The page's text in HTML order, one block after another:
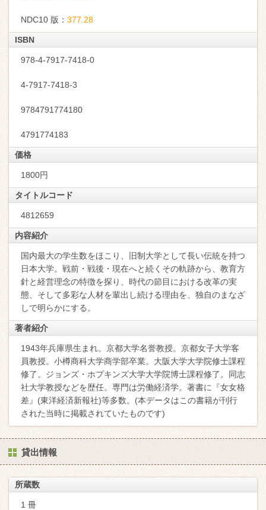
NDC10 版： 377.28
ISBN
978-4-7917-7418-0
4-7917-7418-3
9784791774180
4791774183
価格
1800円
タイトルコード
4812659
内容紹介
国内最大の学生数をほこり、旧制大学として長い伝統を持つ
日本大学。戦前・戦後・現在へと続くその軌跡から、教育方
針と経営理念の特徴を探り、時代の節目における改革の実
態、そして多彩な人材を輩出し続ける理由を、独自のまなざ
しで明らかにする。
著者紹介
1943年兵庫県生まれ。京都大学名誉教授。京都女子大学客
員教授。小樽商科大学商学部卒業。大阪大学大学院修士課程
修了。ジョンズ・ホプキンズ大学大学院博士課程修了。同志
社大学教授などを歴任。専門は労働経済学。著書に『女女格
差』(東洋経済新報社)等多数。(本データはこの書籍が刊行
された当時に掲載されていたものです)
貸出情報
所蔵数
1 冊